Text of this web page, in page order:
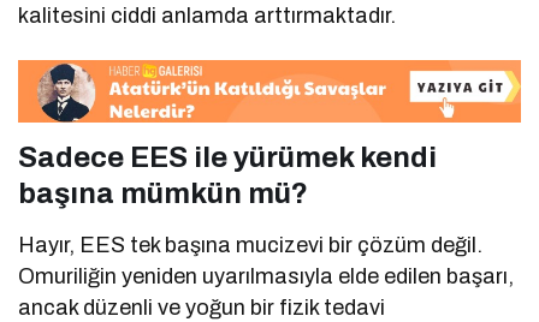
kalitesini ciddi anlamda arttırmaktadır.
Sadece EES ile yürümek kendi
başına mümkün mü?
Hayır, EES tek başına mucizevi bir çözüm değil.
Omuriliğin yeniden uyarılmasıyla elde edilen başarı,
ancak düzenli ve yoğun bir fizik tedavi